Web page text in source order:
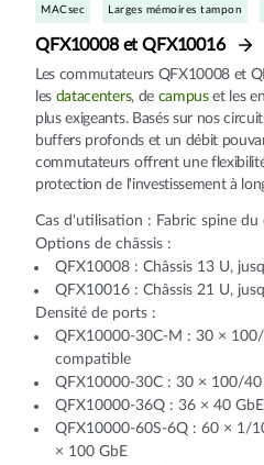
MACsec Larges mémoires tampon
QFX10008 et QFX10016
Les commutateurs QFX10008 et
les datacenters, de campuset les
plus exigeants. Basés sur nos
buffers profonds et un débit
commutateurs offrent une
protection de l'investissement à
Cas d'utilisation : Fabric spine du
Options de châssis :
QFX10008 : Châssis 13 U,
QFX10016 : Châssis 21 U,
Densité de ports :
QFX10000-30C-M : 30 × 100/
compatible
QFX10000-30C : 30 × 100/40
QFX10000-36Q : 36 × 40
QFX10000-60S-6Q : 60 × 1/
× 100 GbE